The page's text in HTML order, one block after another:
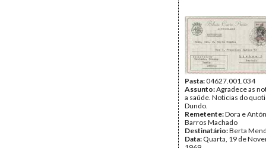
Pasta:04627.001.034
Assunto:Agradece as
a saúde. Noticias do
Dundo.
Remetente:Dora e
Barros Machado
Destinatário:Berta
Data: Quarta, 19 de